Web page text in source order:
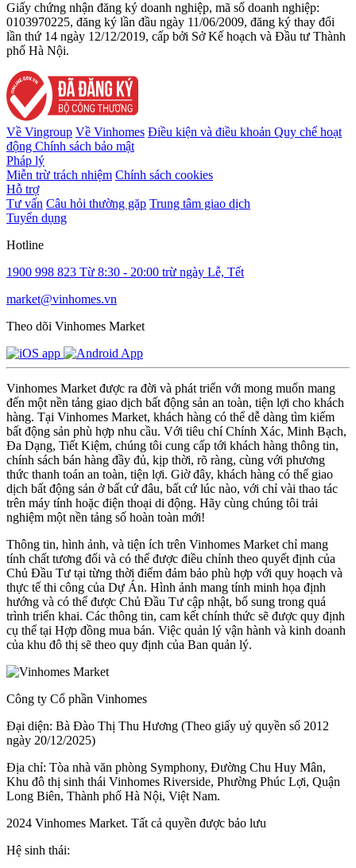
Giấy chứng nhận đăng ký doanh nghiệp, mã số doanh nghiệp:
0103970225, đăng ký lần đầu ngày 11/06/2009, đăng ký thay đổi
lần thứ 14 ngày 12/12/2019, cấp bởi Sở Kế hoạch và Đầu tư Thành
phố Hà Nội.
Về Vingroup Về Vinhomes Điều kiện và điều khoản Quy chế hoạt
động Chính sách bảo mật
Pháp lý
Miễn trừ trách nhiệm Chính sách cookies
Hỗ trợ
Tư vấn Câu hỏi thường gặp Trung tâm giao dịch
Tuyển dụng
Hotline
1900 998 823 Từ 8:30 - 20:00 trừ ngày Lễ, Tết
market@vinhomes.vn
Theo dõi Vinhomes Market
Vinhomes Market được ra đời và phát triển với mong muốn mang
đến một nền tảng giao dịch bất động sản an toàn, tiện lợi cho khách
hàng. Tại Vinhomes Market, khách hàng có thể dễ dàng tìm kiếm
bất động sản phù hợp nhu cầu. Với tiêu chí Chính Xác, Minh Bạch,
Đa Dạng, Tiết Kiệm, chúng tôi cung cấp tới khách hàng thông tin,
chính sách bán hàng đầy đủ, kịp thời, rõ ràng, cùng với phương
thức thanh toán an toàn, tiện lợi. Giờ đây, khách hàng có thể giao
dịch bất động sản ở bất cứ đâu, bất cứ lúc nào, với chỉ vài thao tác
trên máy tính hoặc điện thoại di động. Hãy cùng chúng tôi trải
nghiệm một nền tảng số hoàn toàn mới!
Thông tin, hình ảnh, và tiện ích trên Vinhomes Market chỉ mang
tính chất tương đối và có thể được điều chỉnh theo quyết định của
Chủ Đầu Tư tại từng thời điểm đảm bảo phù hợp với quy hoạch và
thực tế thi công của Dự Án. Hình ảnh mang tính minh họa định
hướng và có thể được Chủ Đầu Tư cập nhật, bổ sung trong quá
trình triển khai. Các thông tin, cam kết chính thức sẽ được quy định
cụ thể tại Hợp đồng mua bán. Việc quản lý vận hành và kinh doanh
của khu đô thị sẽ theo quy định của Ban quản lý.
Công ty Cổ phần Vinhomes
Đại diện: Bà Đào Thị Thu Hương (Theo giấy uỷ quyền số 2012
ngày 20/12/2025)
Địa chỉ: Tòa nhà văn phòng Symphony, Đường Chu Huy Mân,
Khu đô thị sinh thái Vinhomes Riverside, Phường Phúc Lợi, Quận
Long Biên, Thành phố Hà Nội, Việt Nam.
2024 Vinhomes Market. Tất cả quyền được bảo lưu
Hệ sinh thái: